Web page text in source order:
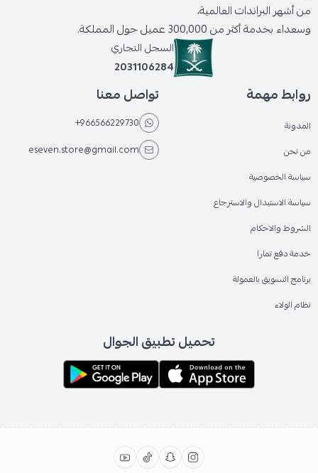
من أشهر البراندات العالمية،
وسعداء بخدمة أكثر من 300,000 عميل حول المملكة.
السجل التجاري
2031106284
روابط مهمة
المدونة
من نحن
سياسة الخصوصية
سياسة الاستبدال والاسترجاع
الشروط والاحكام
خدمة دفع تمارا
برنامج التسويق بالعمولة
نظام الولاء
تواصل معنا
+966566229730
eseven.store@gmail.com
تحميل تطبيق الجوال